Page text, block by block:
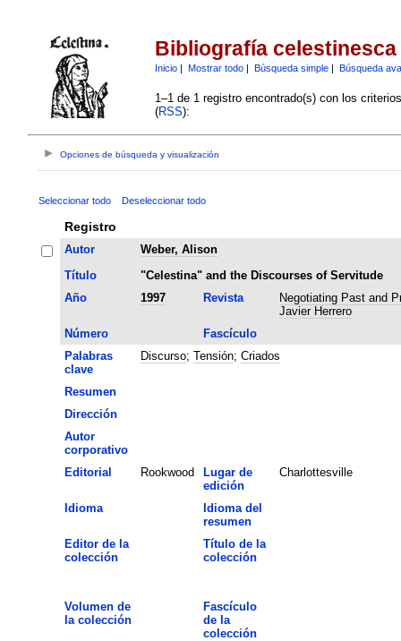
Bibliografía celestinesca
Inicio| Mostrar todo| Búsqueda simple| Búsqueda
1–1 de 1 registro encontrado(s) con los
(RSS):
Opciones de búsqueda y visualización
Seleccionar todo Deseleccionar todo
Registro
Autor
Weber, Alison
Título
"Celestina" and the Discourses of Servitude
Año
1997 Revista
Negotiating Past and
Javier Herrero
Número
Fascículo
Palabras
clave
Discurso; Tensión; Criados
Resumen
Dirección
Autor
corporativo
Editorial
Rookwood
Lugar de
edición
Charlottesville
Idioma
Idioma del
resumen
Editor de la
colección
Título de la
colección
Volumen de
la colección
Fascículo
de la
colección